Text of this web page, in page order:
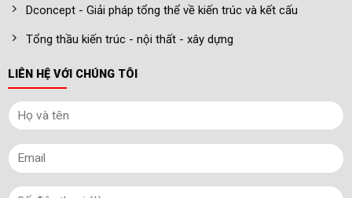
Dconcept - Giải pháp tổng thể về kiến trúc và kết cấu
Tổng thầu kiến trúc - nội thất - xây dựng
LIÊN HỆ VỚI CHÚNG TÔI